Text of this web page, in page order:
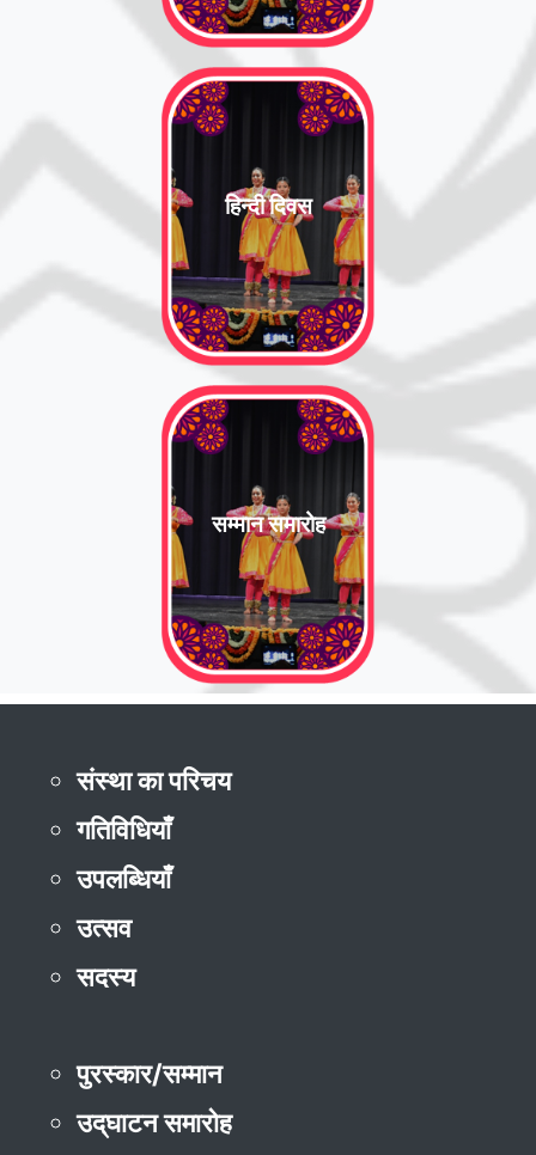
हिन्दी दिवस
सम्मान समारोह
संस्था का परिचय
गतिविधियाँ
उपलब्धियाँ
उत्सव
सदस्य
पुरस्कार/सम्मान
उद्‌घाटन समारोह